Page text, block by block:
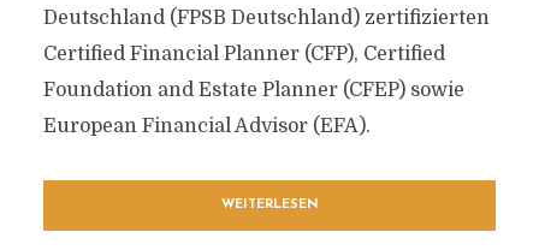
Deutschland (FPSB Deutschland) zertifizierten
Certified Financial Planner (CFP), Certified
Foundation and Estate Planner (CFEP) sowie
European Financial Advisor (EFA).
WEITERLESEN